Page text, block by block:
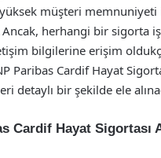
müşteri
herhangi bir sigorta
bilgilerine erişim
Paribas Cardif Hayat
detaylı bir şekilde ele
Cardif Hayat Sigortası